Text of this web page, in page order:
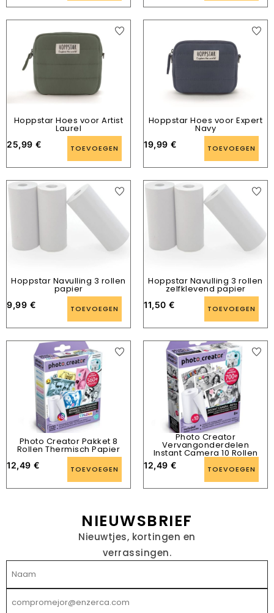
Hoppstar Hoes voor Artist
Laurel
25,99 € TOEVOEGEN
Hoppstar Hoes voor Expert
Navy
19,99 € TOEVOEGEN
Hoppstar Navulling 3 rollen
papier
9,99 € TOEVOEGEN
Hoppstar Navulling 3 rollen
zelfklevend papier
11,50 € TOEVOEGEN
Photo Creator Pakket 8
Rollen Thermisch Papier
12,49 € TOEVOEGEN
Photo Creator
Vervangonderdelen
Instant Camera 10 Rollen
12,49 € TOEVOEGEN
NIEUWSBRIEF
Nieuwtjes, kortingen en
verrassingen.